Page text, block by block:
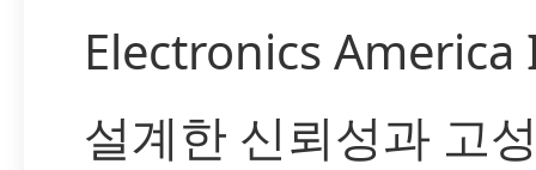
Electronics America
설계한 신뢰성과 고